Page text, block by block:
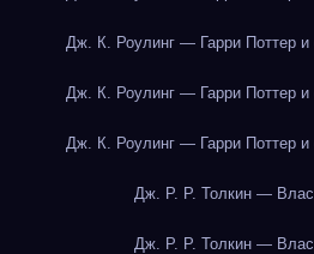
Дж. К. Роулинг — Гарри Поттер
Дж. К. Роулинг — Гарри Поттер
Дж. К. Роулинг — Гарри Поттер
Дж. Р. Р. Толкин —
Дж. Р. Р. Толкин —